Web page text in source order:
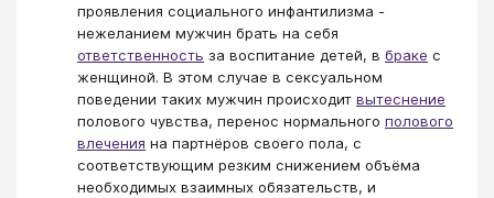
проявления социального инфантилизма -
нежеланием мужчин брать на себя
ответственность за воспитание детей, в браке с
женщиной. В этом случае в сексуальном
поведении таких мужчин происходит вытеснение
полового чувства, перенос нормального полового
влечения на партнёров своего пола, с
соответствующим резким снижением объёма
необходимых взаимных обязательств, и